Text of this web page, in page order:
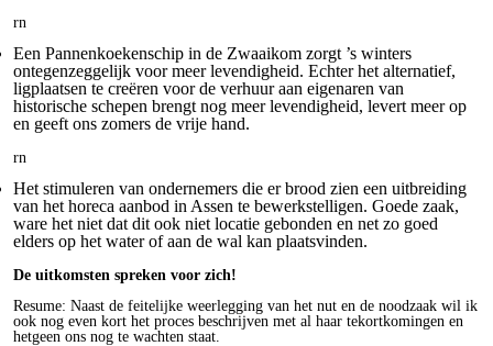
rn
Een Pannenkoekenschip in de Zwaaikom zorgt ’s winters
ontegenzeggelijk voor meer levendigheid. Echter het alternatief,
ligplaatsen te creëren voor de verhuur aan eigenaren van
historische schepen brengt nog meer levendigheid, levert meer op
en geeft ons zomers de vrije hand.
rn
Het stimuleren van ondernemers die er brood zien een uitbreiding
van het horeca aanbod in Assen te bewerkstelligen. Goede zaak,
ware het niet dat dit ook niet locatie gebonden en net zo goed
elders op het water of aan de wal kan plaatsvinden.
De uitkomsten spreken voor zich!
Resume: Naast de feitelijke weerlegging van het nut en de noodzaak wil ik
ook nog even kort het proces beschrijven met al haar tekortkomingen en
hetgeen ons nog te wachten staat.